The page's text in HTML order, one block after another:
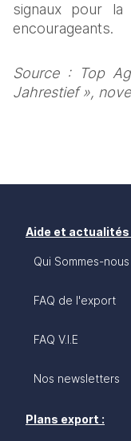
signaux pour
encourageants.
Source : Top
Jahrestief »,
Aide et actualités
Qui Sommes-nous
FAQ de l'export
FAQ V.I.E
Nos newsletters
Plans export :